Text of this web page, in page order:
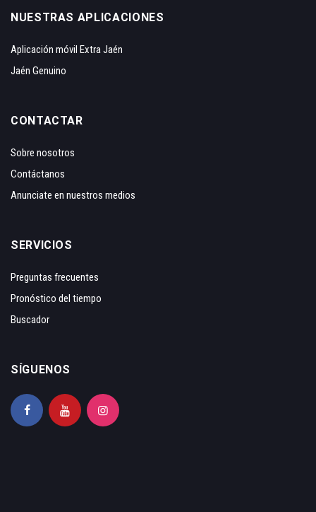
NUESTRAS APLICACIONES
Aplicación móvil Extra Jaén
Jaén Genuino
CONTACTAR
Sobre nosotros
Contáctanos
Anunciate en nuestros medios
SERVICIOS
Preguntas frecuentes
Pronóstico del tiempo
Buscador
SÍGUENOS